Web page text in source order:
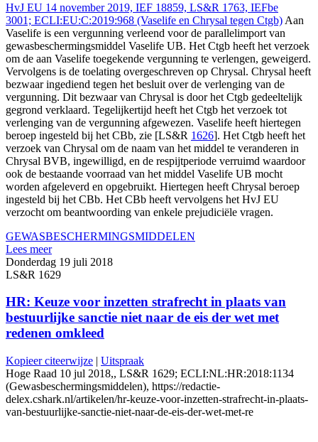
HvJ EU 14 november 2019, IEF 18859, LS&R 1763, IEFbe
3001; ECLI:EU:C:2019:968 (Vaselife en Chrysal tegen Ctgb) Aan
Vaselife is een vergunning verleend voor de parallelimport van
gewasbeschermingsmiddel Vaselife UB. Het Ctgb heeft het verzoek
om de aan Vaselife toegekende vergunning te verlengen, geweigerd.
Vervolgens is de toelating overgeschreven op Chrysal. Chrysal heeft
bezwaar ingediend tegen het besluit over de verlenging van de
vergunning. Dit bezwaar van Chrysal is door het Ctgb gedeeltelijk
gegrond verklaard. Tegelijkertijd heeft het Ctgb het verzoek tot
verlenging van de vergunning afgewezen. Vaselife heeft hiertegen
beroep ingesteld bij het CBb, zie [LS&R 1626]. Het Ctgb heeft het
verzoek van Chrysal om de naam van het middel te veranderen in
Chrysal BVB, ingewilligd, en de respijtperiode verruimd waardoor
ook de bestaande voorraad van het middel Vaselife UB mocht
worden afgeleverd en opgebruikt. Hiertegen heeft Chrysal beroep
ingesteld bij het CBb. Het CBb heeft vervolgens het HvJ EU
verzocht om beantwoording van enkele prejudiciële vragen.
GEWASBESCHERMINGSMIDDELEN
Lees meer
Donderdag 19 juli 2018
LS&R 1629
HR: Keuze voor inzetten strafrecht in plaats van
bestuurlijke sanctie niet naar de eis der wet met
redenen omkleed
Kopieer citeerwijze | Uitspraak
Hoge Raad 10 jul 2018,, LS&R 1629; ECLI:NL:HR:2018:1134
(Gewasbeschermingsmiddelen), https://redactie-
delex.cshark.nl/artikelen/hr-keuze-voor-inzetten-strafrecht-in-plaats-
van-bestuurlijke-sanctie-niet-naar-de-eis-der-wet-met-re